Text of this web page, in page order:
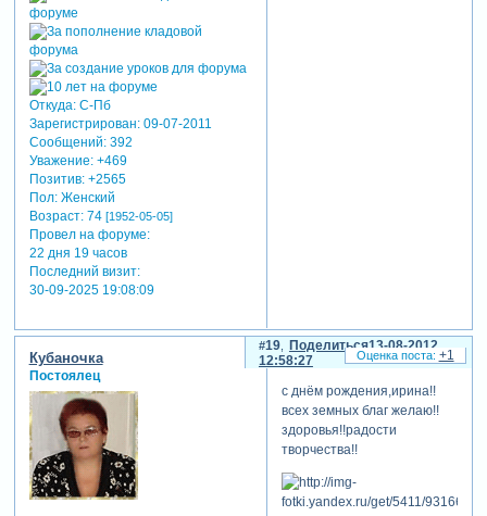
Откуда:С-Пб
Зарегистрирован: 09-07-2011
Сообщений:392
Уважение: +469
Позитив: +2565
Пол:Женский
Возраст:74 [1952-05-05]
Провел на форуме:
22 дня 19 часов
Последний визит:
30-09-2025 19:08:09
Поделиться
19
13-08-2012
12:58:27
Кубаночка
Постоялец
с днём рождения,ирина!!
всех земных благ желаю!!
здоровья!!радости
творчества!!
+1